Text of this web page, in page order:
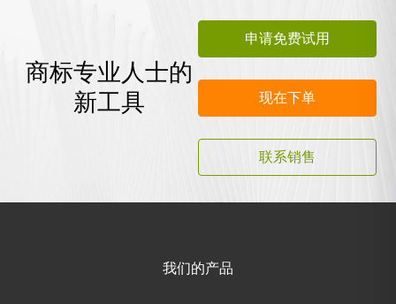
商标专业人士的
新工具
申请免费试用
现在下单
联系销售
我们的产品